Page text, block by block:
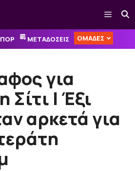
Μενού
ΜΕΤΑΔΟΣΕΙΣ ΟΜΑΔΕΣ
για
Σίτι | Έξι
αρκετά για